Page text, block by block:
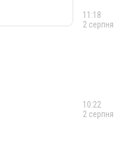
11:18
2 серпня
10:22
2 серпня